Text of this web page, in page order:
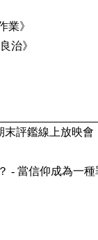
業》
治》
末評鑑線上放映會
- 當信仰成為一種